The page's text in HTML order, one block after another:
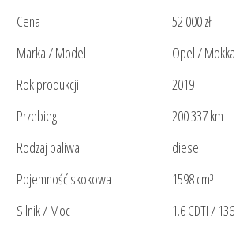
Cena
52 000 zł
Marka / Model
Opel / Mokka
Rok produkcji
2019
Przebieg
200 337 km
Rodzaj paliwa
diesel
Pojemność skokowa
1598 cm³
Silnik / Moc
1.6 CDTI /